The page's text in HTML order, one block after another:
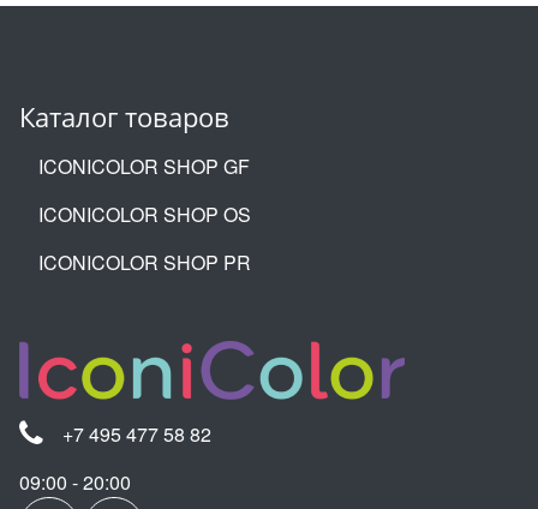
Каталог товаров
ICONICOLOR SHOP GF
ICONICOLOR SHOP OS
ICONICOLOR SHOP PR
+7 495 477 58 82
09:00 - 20:00